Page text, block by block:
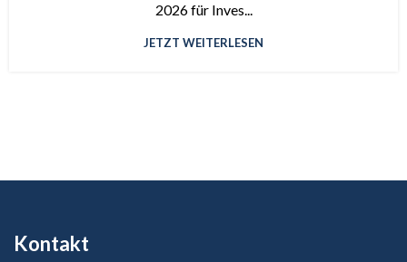
2026 für Inves...
JETZT WEITERLESEN
Kontakt